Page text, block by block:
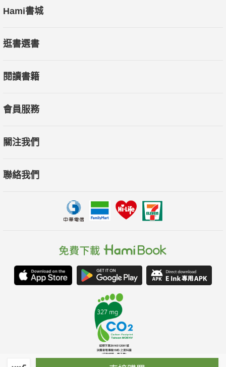
Hami書城
逛書選書
閱讀書籍
會員服務
關注我們
聯絡我們